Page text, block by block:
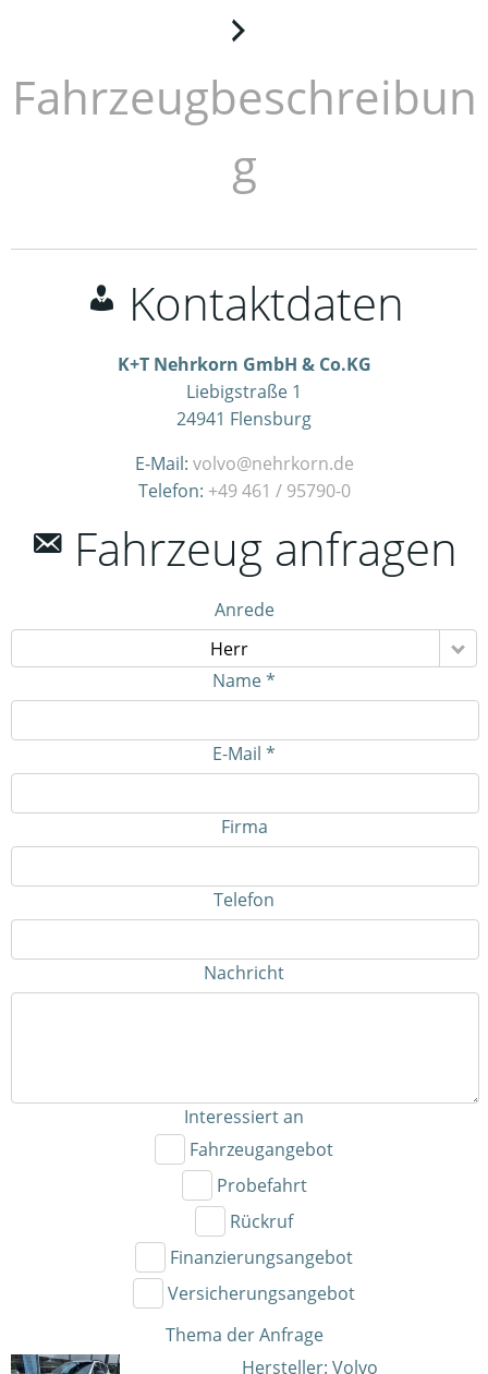
Fahrzeugbeschreibun
g
Kontaktdaten
K+T Nehrkorn GmbH & Co.KG
Liebigstraße 1
24941 Flensburg
E-Mail: volvo@nehrkorn.de
Telefon: +49 461 / 95790-0
Fahrzeug anfragen
Anrede
Herr
Name *
E-Mail *
Firma
Telefon
Nachricht
Interessiert an
Fahrzeugangebot
Probefahrt
Rückruf
Finanzierungsangebot
Versicherungsangebot
Thema der Anfrage
Hersteller: Volvo